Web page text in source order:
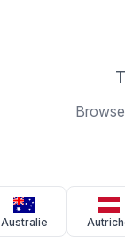
Australie